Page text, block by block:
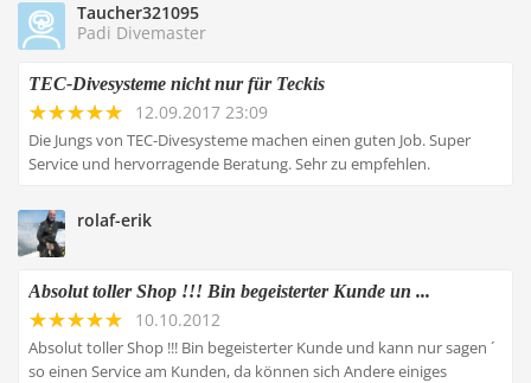
Taucher321095
Padi Divemaster
TEC-Divesysteme nicht nur für Teckis
12.09.2017 23:09
Die Jungs von TEC-Divesysteme machen einen guten Job. Super
Service und hervorragende Beratung. Sehr zu empfehlen.
rolaf-erik
Absolut toller Shop !!! Bin begeisterter Kunde un ...
10.10.2012
Absolut toller Shop !!! Bin begeisterter Kunde und kann nur sagen ´
so einen Service am Kunden, da können sich Andere einiges